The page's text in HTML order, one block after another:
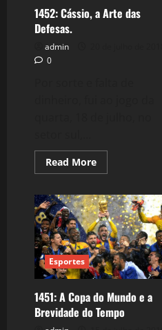
1452: Cássio, a Arte das
Defesas.
admin
0
Read MoreRead
more
Cássio,
a
Arte
das
Defesas.
Esportes
1451: A Copa do Mundo e a
Brevidade do Tempo